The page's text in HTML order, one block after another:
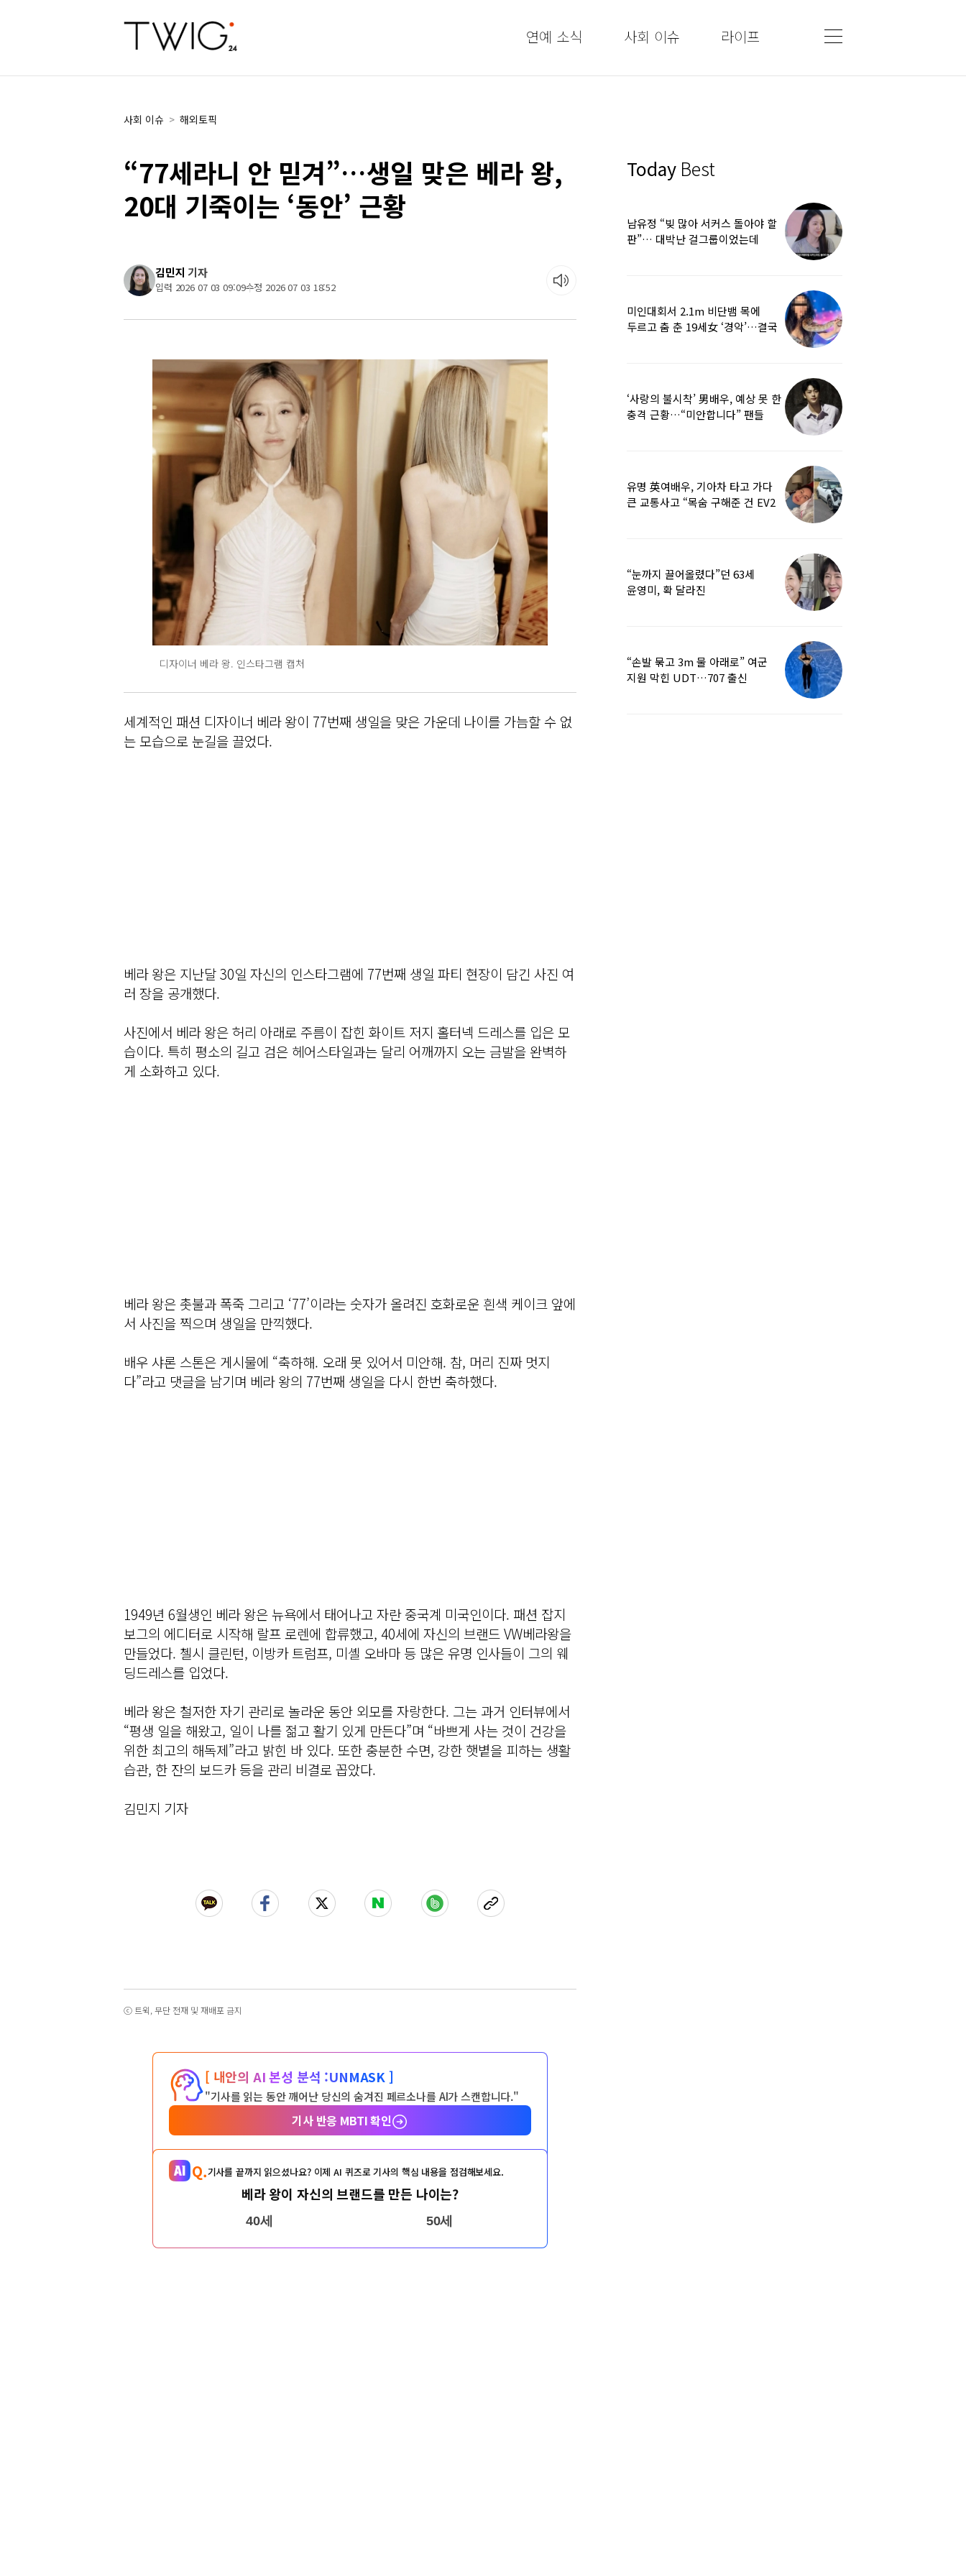
연예 소식 사회 이슈 라이프
사회 이슈 > 해외토픽
“77세라니 안 믿겨”…생일 맞은 베라 왕,
20대 기죽이는 ‘동안’ 근황
김민지 기자
입력 2026 07 03 09:09수정 2026 07 03 18:52
디자이너 베라 왕. 인스타그램 캡처
세계적인 패션 디자이너 베라 왕이 77번째 생일을 맞은 가운데 나이를 가늠할 수 없
는 모습으로 눈길을 끌었다.
베라 왕은 지난달 30일 자신의 인스타그램에 77번째 생일 파티 현장이 담긴 사진 여
러 장을 공개했다.
사진에서 베라 왕은 허리 아래로 주름이 잡힌 화이트 저지 홀터넥 드레스를 입은 모
습이다. 특히 평소의 길고 검은 헤어스타일과는 달리 어깨까지 오는 금발을 완벽하
게 소화하고 있다.
베라 왕은 촛불과 폭죽 그리고 ‘77’이라는 숫자가 올려진 호화로운 흰색 케이크 앞에
서 사진을 찍으며 생일을 만끽했다.
배우 샤론 스톤은 게시물에 “축하해. 오래 못 있어서 미안해. 참, 머리 진짜 멋지
다”라고 댓글을 남기며 베라 왕의 77번째 생일을 다시 한번 축하했다.
1949년 6월생인 베라 왕은 뉴욕에서 태어나고 자란 중국계 미국인이다. 패션 잡지
보그의 에디터로 시작해 랄프 로렌에 합류했고, 40세에 자신의 브랜드 VW베라왕을
만들었다. 첼시 클린턴, 이방카 트럼프, 미셸 오바마 등 많은 유명 인사들이 그의 웨
딩드레스를 입었다.
베라 왕은 철저한 자기 관리로 놀라운 동안 외모를 자랑한다. 그는 과거 인터뷰에서
“평생 일을 해왔고, 일이 나를 젊고 활기 있게 만든다”며 “바쁘게 사는 것이 건강을
위한 최고의 해독제”라고 밝힌 바 있다. 또한 충분한 수면, 강한 햇볕을 피하는 생활
습관, 한 잔의 보드카 등을 관리 비결로 꼽았다.
김민지 기자
ⓒ 트윅, 무단 전재 및 재배포 금지
[ 내안의 AI 본성 분석 :UNMASK ]
"기사를 읽는 동안 깨어난 당신의 숨겨진 페르소나를 AI가 스캔합니다."
기사 반응 MBTI 확인
Q.기사를 끝까지 읽으셨나요? 이제 AI 퀴즈로 기사의 핵심 내용을 점검해보세요.
베라 왕이 자신의 브랜드를 만든 나이는?
40세 50세
Today Best
남유정 “빚 많아 서커스 돌아야 할
판”… 대박난 걸그룹이었는데
미인대회서 2.1m 비단뱀 목에
두르고 춤 춘 19세女 ‘경악’…결국
‘사랑의 불시착’ 男배우, 예상 못 한
충격 근황…“미안합니다” 팬들
유명 英여배우, 기아차 타고 가다
큰 교통사고 “목숨 구해준 건 EV2
“눈까지 끌어올렸다”던 63세
윤영미, 확 달라진
“손발 묶고 3m 물 아래로” 여군
지원 막힌 UDT…707 출신